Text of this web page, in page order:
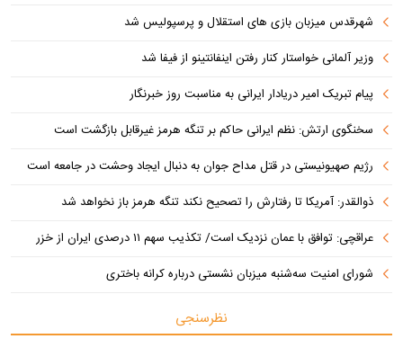
شهرقدس میزبان بازی های استقلال و پرسپولیس شد
وزیر آلمانی خواستار کنار رفتن اینفانتینو از فیفا شد
پیام تبریک امیر دریادار ایرانی به مناسبت روز خبرنگار
سخنگوی ارتش: نظم ایرانی حاکم بر تنگه هرمز غیرقابل بازگشت است
رژیم صهیونیستی در قتل مداح جوان به دنبال ایجاد وحشت در جامعه است
ذوالقدر: آمریکا تا رفتارش را تصحیح نکند تنگه هرمز باز نخواهد شد
عراقچی: توافق با عمان نزدیک است/ تکذیب سهم ۱۱ درصدی ایران از خزر
شورای امنیت سه‌شنبه میزبان نشستی درباره کرانه باختری
نظرسنجی